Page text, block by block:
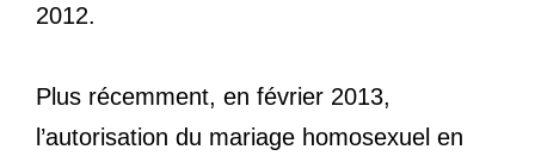
2012.
Plus récemment, en février 2013,
l’autorisation du mariage homosexuel en